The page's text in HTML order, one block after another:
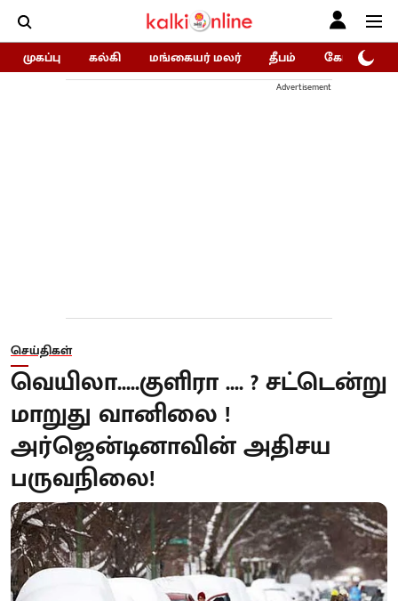
முகப்பு கல்கி மங்கையர் மலர் தீபம் கோகுலம்/
Advertisement
செய்திகள்
வெயிலா.....குளிரா .... ? சட்டென்று
மாறுது வானிலை !
அர்ஜென்டினாவின் அதிசய
பருவநிலை!